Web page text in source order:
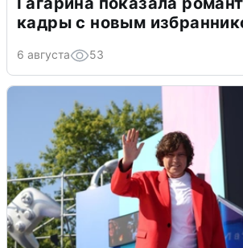
кадры с новым
6 августа 53